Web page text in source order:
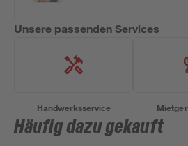
Unsere passenden Services
Handwerksservice
Häufig dazu gekauft